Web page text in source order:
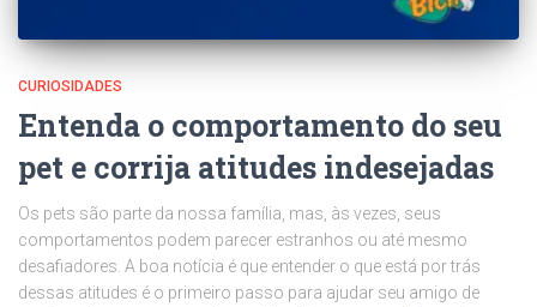
CURIOSIDADES
Entenda o comportamento do seu
pet e corrija atitudes indesejadas
Os pets são parte da nossa família, mas, às vezes, seus
comportamentos podem parecer estranhos ou até mesmo
desafiadores. A boa notícia é que entender o que está por trás
dessas atitudes é o primeiro passo para ajudar seu amigo de